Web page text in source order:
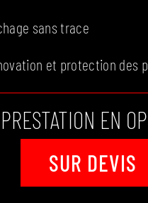
sans trace
et protection des
PRESTATION EN
SUR DEVIS